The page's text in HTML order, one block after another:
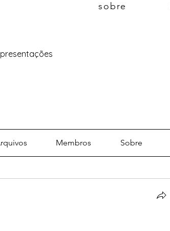
sobre
Membros Sobre